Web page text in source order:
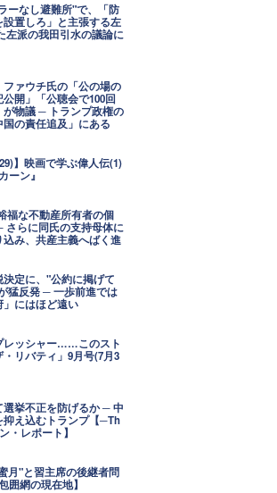
ーなし避難所"で、「防
置しろ」と主張する左
左派の我田引水の議論に
ファウチ氏の「公の場の
開」「公聴会で100回
が物議 ─ トランプ政権の
の責任追及」にある
】映画で学ぶ偉人伝(1)
ーン』
福な不動産所有者の個
さらに同氏の支持母体に
み、共産主義へばく進
定に、"公約に掲げて
猛反発 ─ 一歩前進では
にはほど遠い
レッシャー……このスト
リバティ」9月号(7月3
挙不正を防げるか ─ 中
え込むトランプ【─Th
・レポート】
月"と習主席の後継者問
網の現在地】